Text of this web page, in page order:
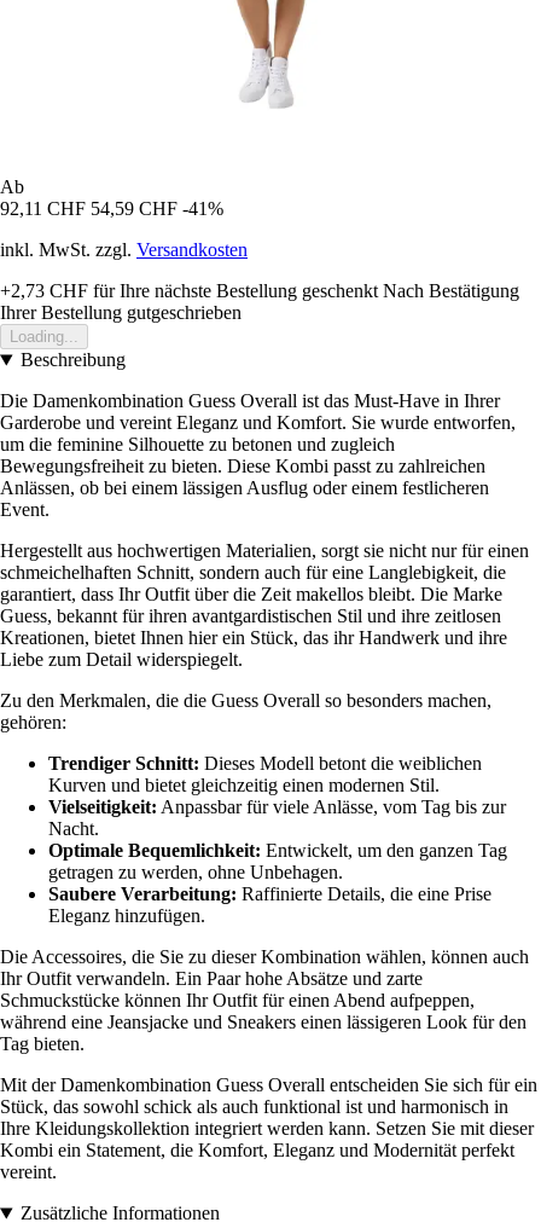
Ab
92,11 CHF 54,59 CHF -41%
inkl. MwSt. zzgl. Versandkosten
+2,73 CHF für Ihre nächste Bestellung geschenkt Nach Bestätigung
Ihrer Bestellung gutgeschrieben
Loading...
Beschreibung
Die Damenkombination Guess Overall ist das Must-Have in Ihrer
Garderobe und vereint Eleganz und Komfort. Sie wurde entworfen,
um die feminine Silhouette zu betonen und zugleich
Bewegungsfreiheit zu bieten. Diese Kombi passt zu zahlreichen
Anlässen, ob bei einem lässigen Ausflug oder einem festlicheren
Event.
Hergestellt aus hochwertigen Materialien, sorgt sie nicht nur für einen
schmeichelhaften Schnitt, sondern auch für eine Langlebigkeit, die
garantiert, dass Ihr Outfit über die Zeit makellos bleibt. Die Marke
Guess, bekannt für ihren avantgardistischen Stil und ihre zeitlosen
Kreationen, bietet Ihnen hier ein Stück, das ihr Handwerk und ihre
Liebe zum Detail widerspiegelt.
Zu den Merkmalen, die die Guess Overall so besonders machen,
gehören:
Trendiger Schnitt: Dieses Modell betont die weiblichen
Kurven und bietet gleichzeitig einen modernen Stil.
Vielseitigkeit: Anpassbar für viele Anlässe, vom Tag bis zur
Nacht.
Optimale Bequemlichkeit: Entwickelt, um den ganzen Tag
getragen zu werden, ohne Unbehagen.
Saubere Verarbeitung: Raffinierte Details, die eine Prise
Eleganz hinzufügen.
Die Accessoires, die Sie zu dieser Kombination wählen, können auch
Ihr Outfit verwandeln. Ein Paar hohe Absätze und zarte
Schmuckstücke können Ihr Outfit für einen Abend aufpeppen,
während eine Jeansjacke und Sneakers einen lässigeren Look für den
Tag bieten.
Mit der Damenkombination Guess Overall entscheiden Sie sich für ein
Stück, das sowohl schick als auch funktional ist und harmonisch in
Ihre Kleidungskollektion integriert werden kann. Setzen Sie mit dieser
Kombi ein Statement, die Komfort, Eleganz und Modernität perfekt
vereint.
Zusätzliche Informationen